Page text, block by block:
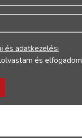
és adatkezelési
és elfogadom